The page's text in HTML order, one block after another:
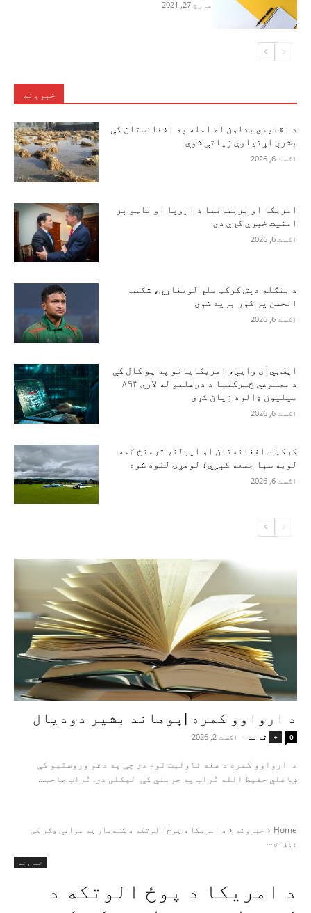
مارچ 27, 2021
خبرونه
د اقلیمي بدلون له امله په افغانستان کې
بشري اړتیاوې زیاتې شوې
اګست 6, 2026
امریکا او برېتانیا د اروپا او ناټو پر
امنیت خبرې کړې دي
اګست 6, 2026
د بنګله دېش کرکټ ملي لوبغاړي، شکیب
الحسن پر کور برید شوی
اګست 6, 2026
ایف‌بي‌آی وايي، امریکایانو په یو کال کې
د مصنوعي ځیرکتیا د درغلیو له لارې ۸۹۳
میلیون ډالره زیان کړی
اګست 6, 2026
کرکټ:د افغانستان او ایرلنډ ترمنځ ۲مه
لوبه سبا جمعه کېږي؛ لومړۍ لغوه شوه
اګست 6, 2026
د ارواوو کمره |پوهاند بشیر دودیال
+ تاند - اګست 2, 2026 0
د ارواوو کمره د هغه ناولیت نوم دی چې په دغو وروستیو کې
ښاغلي حفیظ الله تُراب په جرمني کې لیکلی دی. تُراب صاحب...